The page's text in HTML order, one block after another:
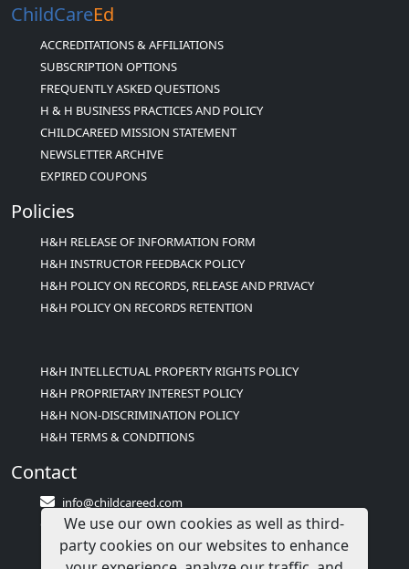
ChildCareEd
ACCREDITATIONS & AFFILIATIONS
SUBSCRIPTION OPTIONS
FREQUENTLY ASKED QUESTIONS
H & H BUSINESS PRACTICES AND POLICY
CHILDCAREED MISSION STATEMENT
NEWSLETTER ARCHIVE
EXPIRED COUPONS
Policies
H&H RELEASE OF INFORMATION FORM
H&H INSTRUCTOR FEEDBACK POLICY
H&H POLICY ON RECORDS, RELEASE AND PRIVACY
H&H POLICY ON RECORDS RETENTION
H&H INTELLECTUAL PROPERTY RIGHTS POLICY
H&H PROPRIETARY INTEREST POLICY
H&H NON-DISCRIMINATION POLICY
H&H TERMS & CONDITIONS
Contact
info@childcareed.com
Contact Us
1(833)283-2241 (2TEACH1)
We use our own cookies as well as third-
party cookies on our websites to enhance